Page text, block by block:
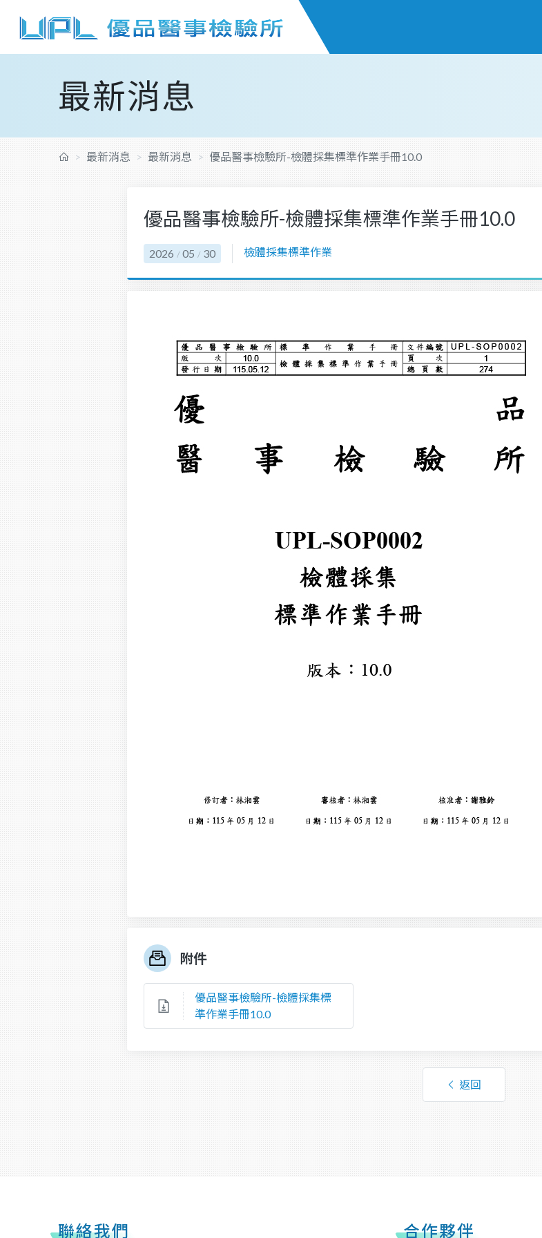
最新消息
最新消息 最新消息 優品醫事檢驗所-檢體採集標準作業手冊10.0
優品醫事檢驗所-檢體採集標準作業手冊10.0
2026 / 05 / 30 檢體採集標準作業
附件
優品醫事檢驗所-檢體採集標
準作業手冊10.0
返回
聯絡我們 合作夥伴